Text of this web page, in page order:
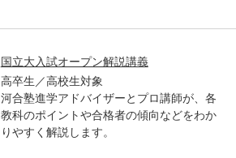
国立大入試オープン解説講義
高卒生／高校生対象
河合塾進学アドバイザーとプロ講師が、各
教科のポイントや合格者の傾向などをわか
りやすく解説します。